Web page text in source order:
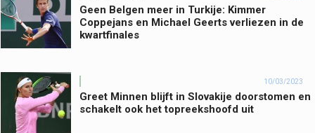
Geen Belgen meer in Turkije: Kimmer
Coppejans en Michael Geerts verliezen in de
kwartfinales
10/03/2023
Greet Minnen blijft in Slovakije doorstomen en
schakelt ook het topreekshoofd uit